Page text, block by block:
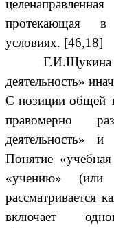
протекающая в
условиях. [46,18]
Г.И.Щукина
деятельность»
С позиции общей
правомерно
деятельность» и
Понятие
«учению» (или
рассматривается
включает